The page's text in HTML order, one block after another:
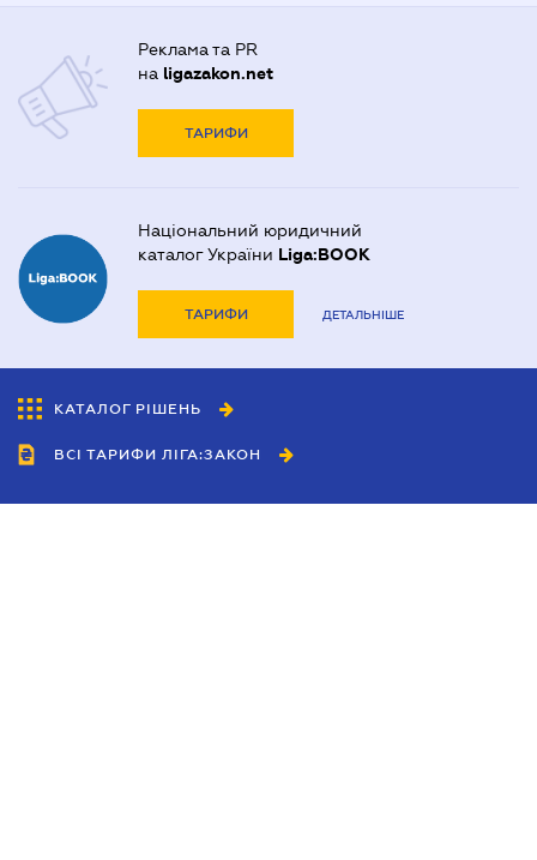
Реклама та PR
на ligazakon.net
ТАРИФИ
Національний юридичний
каталог України Liga:BOOK
ТАРИФИ ДЕТАЛЬНІШЕ
КАТАЛОГ РІШЕНЬ
ВСІ ТАРИФИ ЛІГА:ЗАКОН